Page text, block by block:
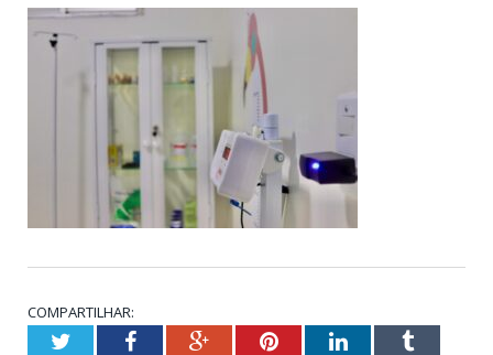
COMPARTILHAR:
TwitterFacebookGoogle+PinterestLinkedInTumblr